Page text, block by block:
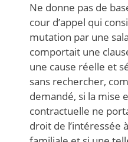
Ne donne pas de
cour d’appel qui
mutation par une
comportait une
une cause réelle et
sans rechercher,
demandé, si la mise
contractuelle ne
droit de l’intéressée